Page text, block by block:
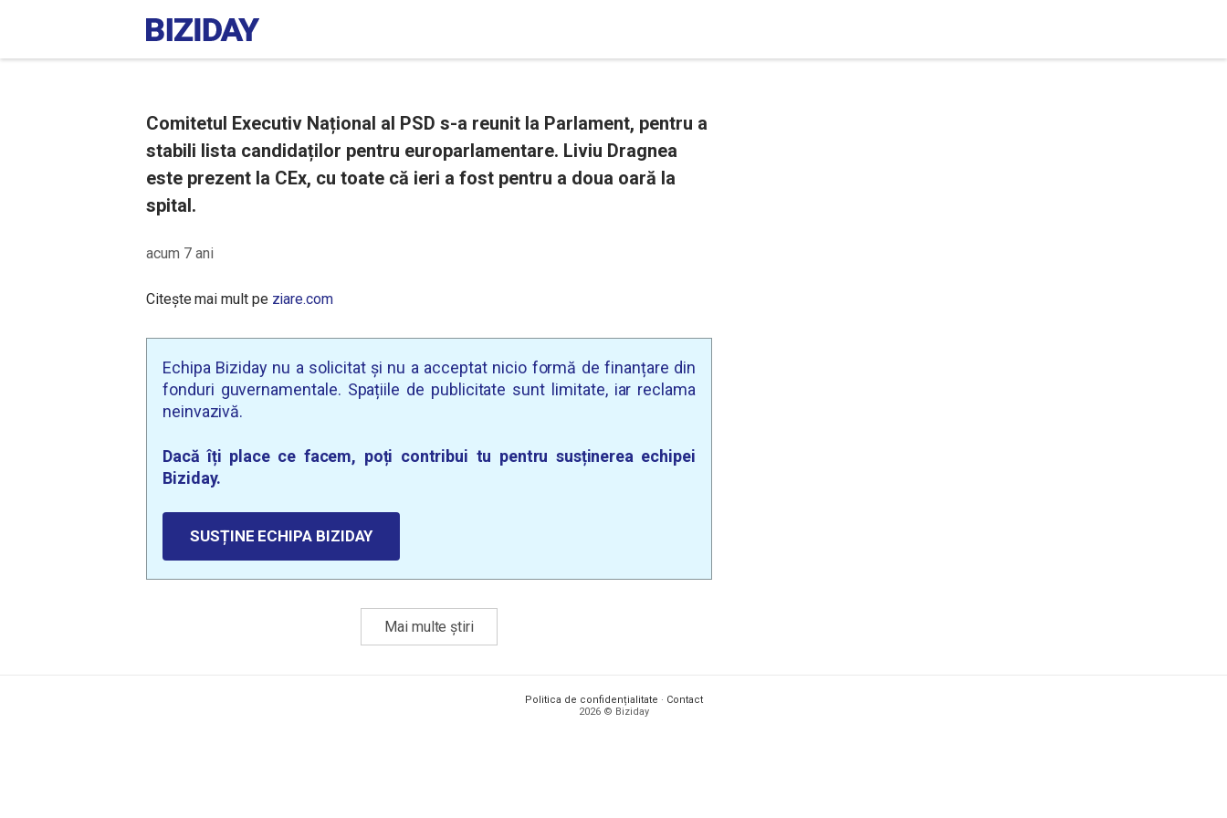
Comitetul Executiv Național al PSD s-a reunit la Parlament, pentru a
stabili lista candidaților pentru europarlamentare. Liviu Dragnea
este prezent la CEx, cu toate că ieri a fost pentru a doua oară la
spital.
acum 7 ani
Citește mai mult pe ziare.com
Echipa Biziday nu a solicitat și nu a acceptat nicio formă de finanțare din
fonduri guvernamentale. Spațiile de publicitate sunt limitate, iar reclama
neinvazivă.
Dacă îți place ce facem, poți contribui tu pentru susținerea echipei
Biziday.
SUSȚINE ECHIPA BIZIDAY
Mai multe știri
Politica de confidențialitate · Contact
2026 © Biziday